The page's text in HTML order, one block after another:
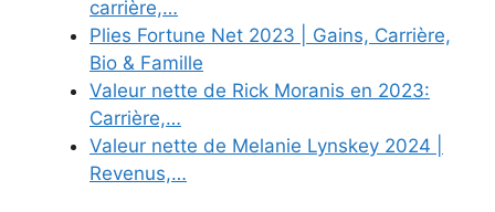
carrière,…
Plies Fortune Net 2023 | Gains, Carrière,
Bio & Famille
Valeur nette de Rick Moranis en 2023:
Carrière,…
Valeur nette de Melanie Lynskey 2024 |
Revenus,…